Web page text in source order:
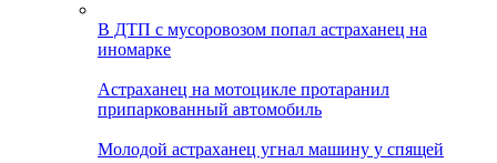
В ДТП с мусоровозом попал астраханец на
иномарке
Астраханец на мотоцикле протаранил
припаркованный автомобиль
Молодой астраханец угнал машину у спящей